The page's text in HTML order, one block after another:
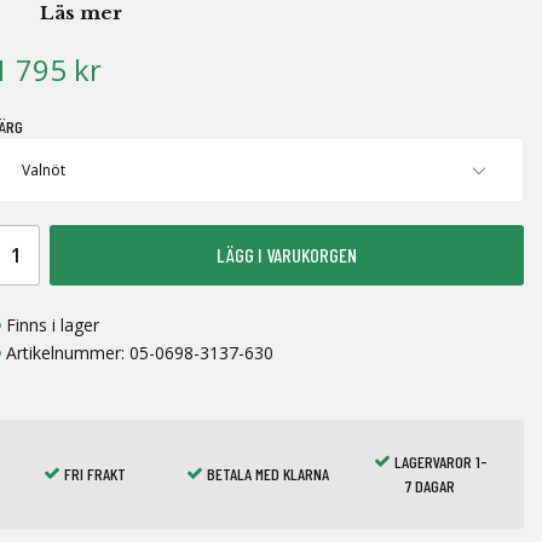
Läs mer
795 kr
LÄGG I VARUKORGEN
Finns i lager
Artikelnummer:05-0698-3137-630
FRI FRAKT BETALA MED KLARNA
LAGERVAROR 1-
7 DAGAR